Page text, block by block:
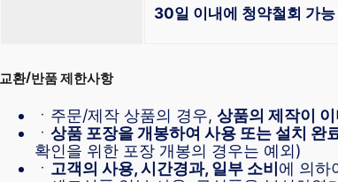
30일 이내에 청약철회 가능
교환/반품 제한사항
ㆍ주문/제작 상품의 경우, 상품의 제작이
ㆍ 상품 포장을 개봉하여 사용 또는 설치 완
확인을 위한 포장 개봉의 경우는 예외)
ㆍ 고객의 사용, 시간경과, 일부 소비 에 의하